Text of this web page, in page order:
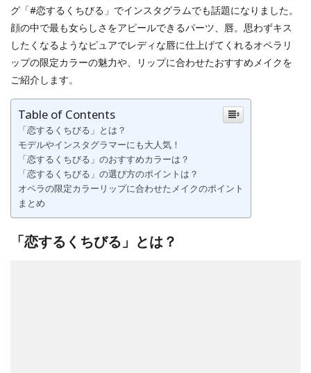
グ「#恋するくちびる」でインスタグラムでも話題になりました。
顔の中で最も女らしさをアピールできるパーツ、唇。思わずキス
したくなるようなピュアでレディな唇に仕上げてくれるオペラリ
ップの限定カラーの魅力や、リップに合わせたおすすめメイクを
ご紹介します。
Table of Contents
「恋するくちびる」とは？
モデルやインスタグラマーにも大人気！
「恋するくちびる」のおすすめカラーは？
「恋するくちびる」の選び方のポイントは？
オペラの限定カラーリップに合わせたメイクのポイント
まとめ
「恋するくちびる」とは？